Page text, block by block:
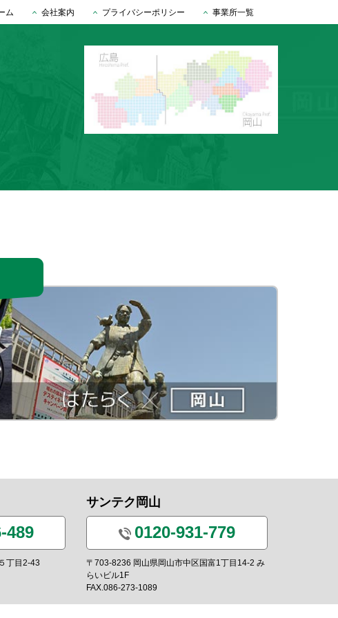
ム 会社案内 プライバシーポリシー 事業所一覧
489
丁目2-43
サンテク岡山
0120-931-779
〒703-8236 岡山県岡山市中区国富1丁目14-2 み
らいビル1F
FAX.086-273-1089